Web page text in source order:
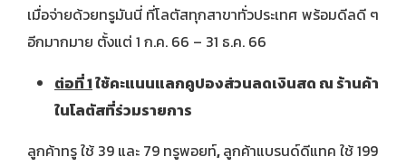
เมื่อจ่ายด้วยทรูมันนี่ ที่โลตัสทุกสาขาทั่วประเทศ พร้อมดีลดี ๆ
อีกมากมาย ตั้งแต่ 1 ก.ค. 66 – 31 ธ.ค. 66
ต่อที่1ใช้คะแนนแลกคูปองส่วนลดเงินสด ณ ร้านค้า
ในโลตัสที่ร่วมรายการ
ลูกค้าทรู ใช้ 39 และ 79 ทรูพอยท์,ลูกค้าแบรนด์ดีแทค ใช้ 199